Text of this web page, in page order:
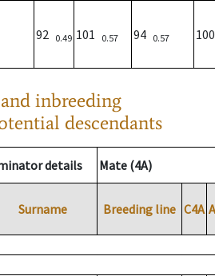
92 0.49 101 0.57 94 0.57
inbreeding
descendants
details Mate (4A)
Surname Breeding line C4A